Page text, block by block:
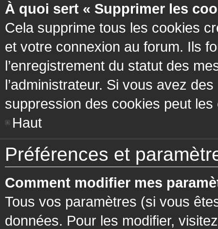
À quoi sert « Supprimer les
Cela supprime tous les cookies
et votre connexion au forum. Ils
l’enregistrement du statut des
l’administrateur. Si vous avez
suppression des cookies peut les
Haut
Préférences et
Comment modifier mes
Tous vos paramètres (si vous
données. Pour les modifier,